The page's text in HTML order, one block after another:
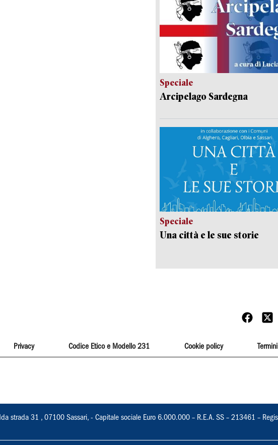
Speciale
Arcipelago Sardegna
Speciale
Una città e le sue storie
Privacy Codice Etico e Modello 231 Cookie policy
strada 31 , 07100 Sassari, - Capitale sociale Euro 6.000.000 – R.E.A. SS – 213461 –